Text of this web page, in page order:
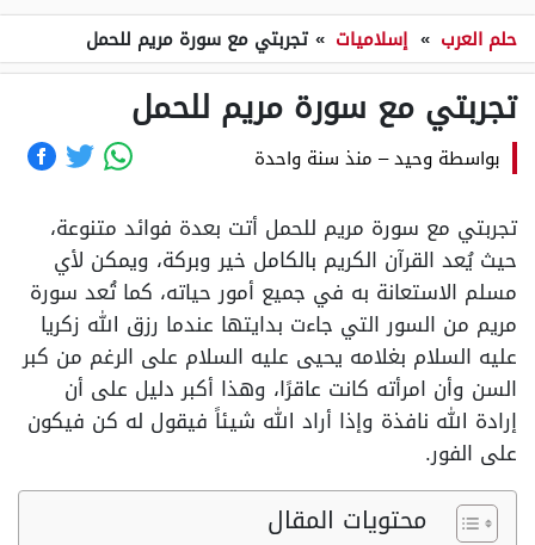
حلم العرب » إسلاميات » تجربتي مع سورة مريم للحمل
تجربتي مع سورة مريم للحمل
بواسطة وحيد– منذ سنة واحدة
تجربتي مع سورة مريم للحمل أتت بعدة فوائد متنوعة،
حيث يُعد القرآن الكريم بالكامل خير وبركة، ويمكن لأي
مسلم الاستعانة به في جميع أمور حياته، كما تُعد سورة
مريم من السور التي جاءت بدايتها عندما رزق الله زكريا
عليه السلام بغلامه يحيى عليه السلام على الرغم من كبر
السن وأن امرأته كانت عاقرًا، وهذا أكبر دليل على أن
إرادة الله نافذة وإذا أراد الله شيئاً فيقول له كن فيكون
على الفور.
محتويات المقال